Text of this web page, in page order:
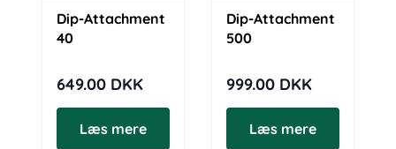
Dip-Attachment
40
649.00 DKK
Læs mere
Dip-Attachment
500
999.00 DKK
Læs mere